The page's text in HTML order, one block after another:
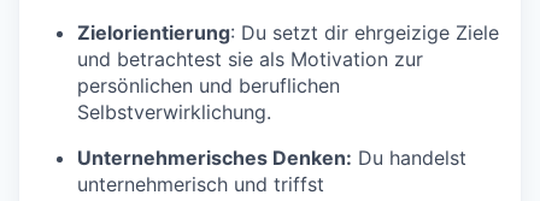
Zielorientierung: Du setzt dir ehrgeizige Ziele
und betrachtest sie als Motivation zur
persönlichen und beruflichen
Selbstverwirklichung.
Unternehmerisches Denken: Du handelst
unternehmerisch und triffst